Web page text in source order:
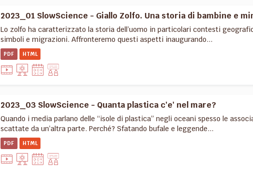
2023_01 SlowScience - Giallo Zolfo. Una storia di bambine e
Lo zolfo ha caratterizzato la storia dell’uomo in particolari contesti
simboli e migrazioni. Affronteremo questi aspetti inaugurando...
PDF HTML
2023_03 SlowScience - Quanta plastica c'e' nel mare?
Quando i media parlano delle “isole di plastica” negli oceani spesso le
scattate da un’altra parte. Perché? Sfatando bufale e leggende...
PDF HTML